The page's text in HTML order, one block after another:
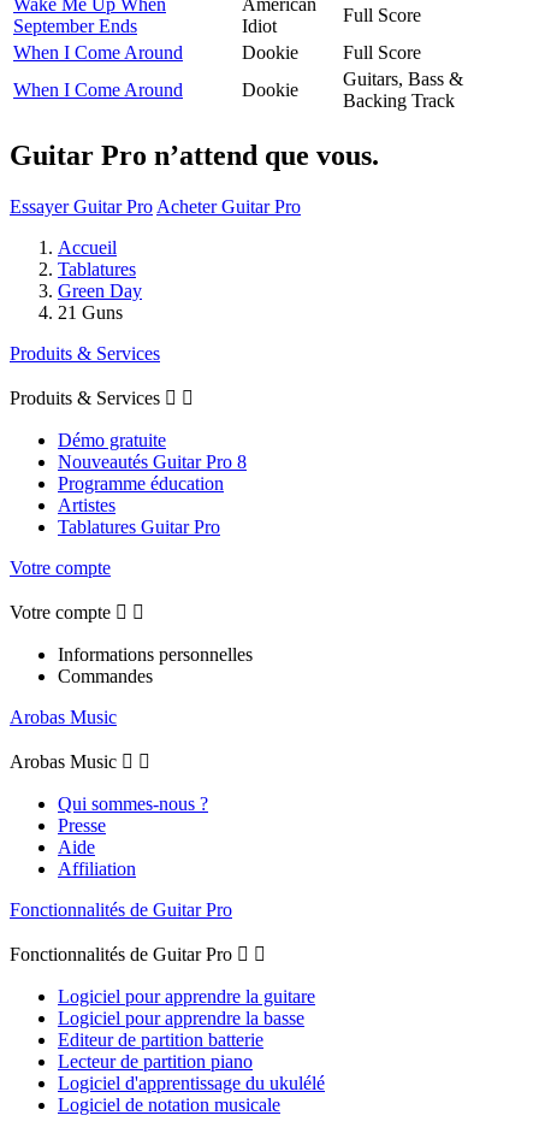
September Ends
Idiot
Full Score
When I Come Around
Dookie
Full Score
When I Come Around
Dookie
Guitars, Bass &
Backing Track
Guitar Pro n’attend que vous.
Essayer Guitar Pro Acheter Guitar Pro
Accueil
Tablatures
Green Day
21 Guns
Produits & Services
Produits & Services  
Démo gratuite
Nouveautés Guitar Pro 8
Programme éducation
Artistes
Tablatures Guitar Pro
Votre compte
Votre compte  
Informations personnelles
Commandes
Arobas Music
Arobas Music  
Qui sommes-nous ?
Presse
Aide
Affiliation
Fonctionnalités de Guitar Pro
Fonctionnalités de Guitar Pro  
Logiciel pour apprendre la guitare
Logiciel pour apprendre la basse
Editeur de partition batterie
Lecteur de partition piano
Logiciel d'apprentissage du ukulélé
Logiciel de notation musicale